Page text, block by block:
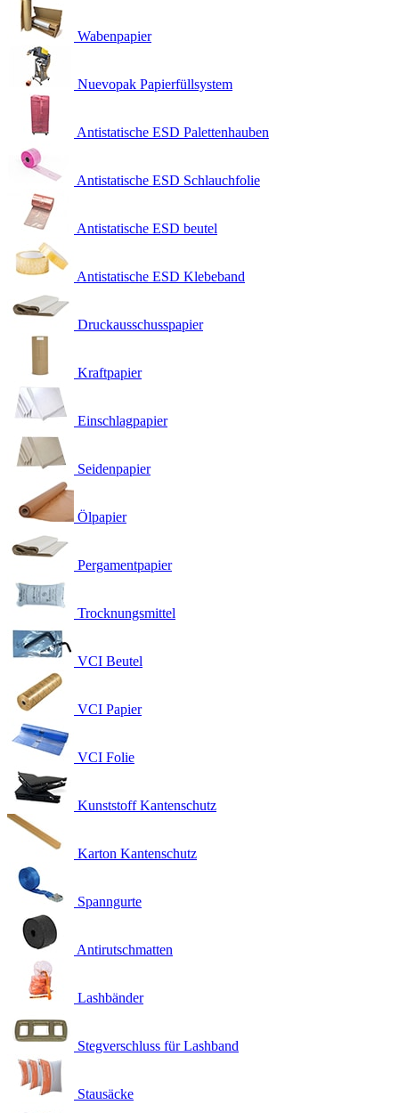
Wabenpapier
Nuevopak Papierfüllsystem
Antistatische ESD Palettenhauben
Antistatische ESD Schlauchfolie
Antistatische ESD beutel
Antistatische ESD Klebeband
Druckausschusspapier
Kraftpapier
Einschlagpapier
Seidenpapier
Ölpapier
Pergamentpapier
Trocknungsmittel
VCI Beutel
VCI Papier
VCI Folie
Kunststoff Kantenschutz
Karton Kantenschutz
Spanngurte
Antirutschmatten
Lashbänder
Stegverschluss für Lashband
Stausäcke